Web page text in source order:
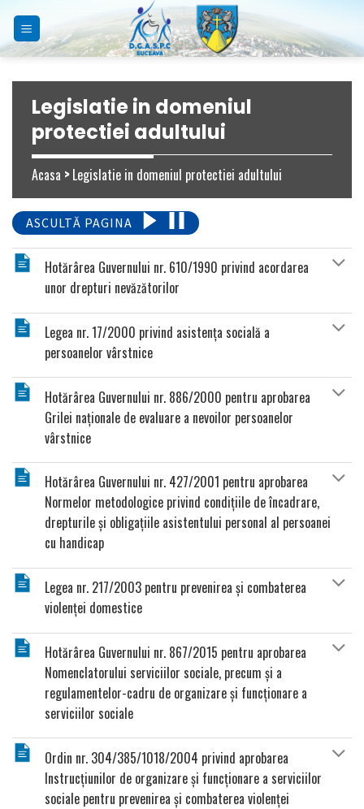
content
Legislatie in domeniul
protectiei adultului
Acasa >Legislatie in domeniul protectiei adultului
ASCULTĂ PAGINA
Hotărârea Guvernului nr. 610/1990 privind acordarea
unor drepturi nevăzătorilor
Legea nr. 17/2000 privind asistenţa socială a
persoanelor vârstnice
Hotărârea Guvernului nr. 886/2000 pentru aprobarea
Grilei naţionale de evaluare a nevoilor persoanelor
vârstnice
Hotărârea Guvernului nr. 427/2001 pentru aprobarea
Normelor metodologice privind condiţiile de încadrare,
drepturile şi obligaţiile asistentului personal al persoanei
cu handicap
Legea nr. 217/2003 pentru prevenirea şi combaterea
violenţei domestice
Hotărârea Guvernului nr. 867/2015 pentru aprobarea
Nomenclatorului serviciilor sociale, precum şi a
regulamentelor-cadru de organizare şi funcţionare a
serviciilor sociale
Ordin nr. 304/385/1018/2004 privind aprobarea
Instrucţiunilor de organizare şi funcţionare a serviciilor
sociale pentru prevenirea şi combaterea violenţei